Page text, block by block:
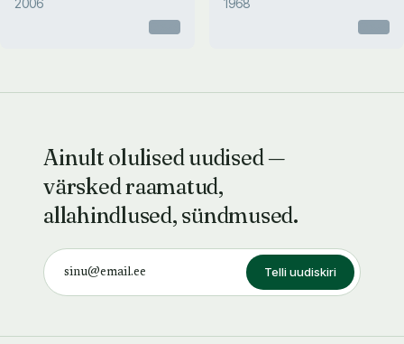
2006 1968
Ainult olulised uudised —
värsked raamatud,
allahindlused, sündmused.
Telli uudiskiri